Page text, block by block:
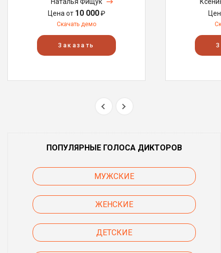
Цена от 10 000₽
Скачать демо
Заказать
ПОПУЛЯРНЫЕ ГОЛОСА ДИКТОРОВ
МУЖСКИЕ
ЖЕНСКИЕ
ДЕТСКИЕ